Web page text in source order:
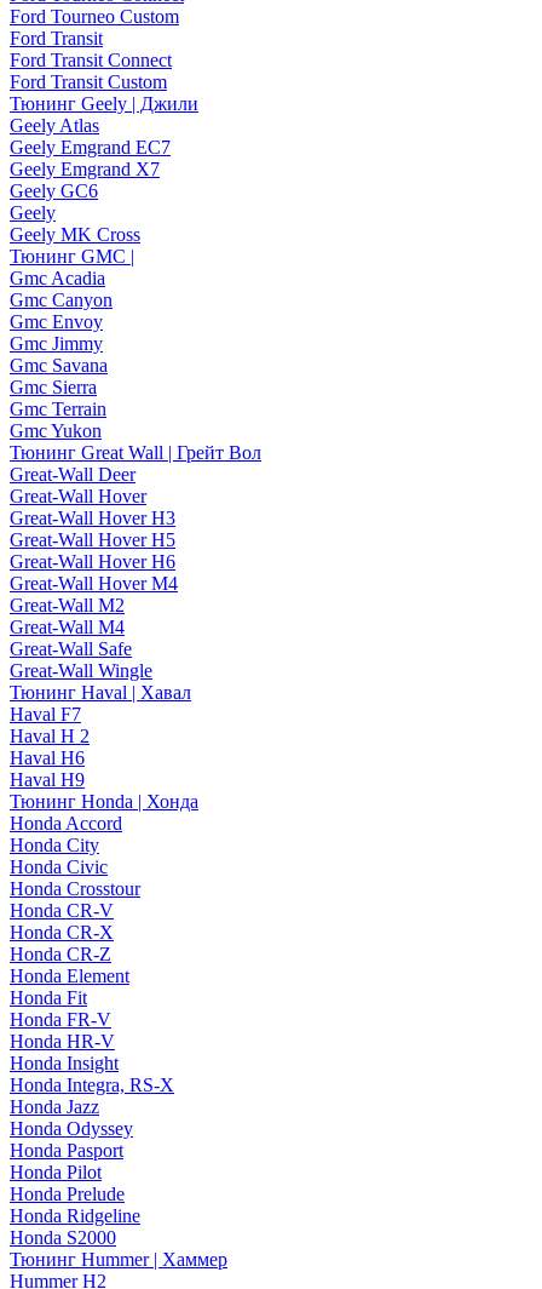
Ford Tourneo Custom
Ford Transit
Ford Transit Connect
Ford Transit Custom
Тюнинг Geely | Джили
Geely Atlas
Geely Emgrand EC7
Geely Emgrand X7
Geely GC6
Geely
Geely MK Cross
Тюнинг GMC |
Gmc Acadia
Gmc Canyon
Gmc Envoy
Gmc Jimmy
Gmc Savana
Gmc Sierra
Gmc Terrain
Gmc Yukon
Тюнинг Great Wall | Грейт Вол
Great-Wall Deer
Great-Wall Hover
Great-Wall Hover H3
Great-Wall Hover H5
Great-Wall Hover H6
Great-Wall Hover M4
Great-Wall M2
Great-Wall M4
Great-Wall Safe
Great-Wall Wingle
Тюнинг Haval | Хавал
Haval F7
Haval H 2
Haval H6
Haval H9
Тюнинг Honda | Хонда
Honda Accord
Honda City
Honda Civic
Honda Crosstour
Honda CR-V
Honda CR-X
Honda CR-Z
Honda Element
Honda Fit
Honda FR-V
Honda HR-V
Honda Insight
Honda Integra, RS-X
Honda Jazz
Honda Odyssey
Honda Pasport
Honda Pilot
Honda Prelude
Honda Ridgeline
Honda S2000
Тюнинг Hummer | Хаммер
Hummer H2